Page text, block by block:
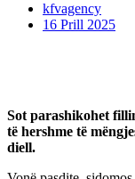
kfvagency
16 Prill 2025
Sot parashikohet
të hershme të
diell.